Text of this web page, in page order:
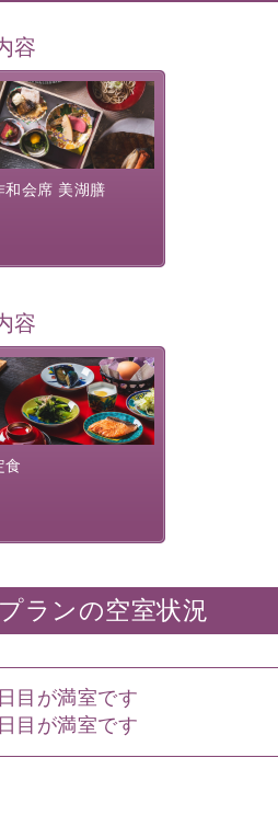
容
和会席 美湖膳
諏訪の地で特別を
に料理長・神原 裕
した創作和会席で
諏訪湖の幸...
容
食
した和食膳に使わ
、諏訪の名産品を
取り入れ、安心・
けた長野県産...
ランの空室状況
目が満室です
目が満室です